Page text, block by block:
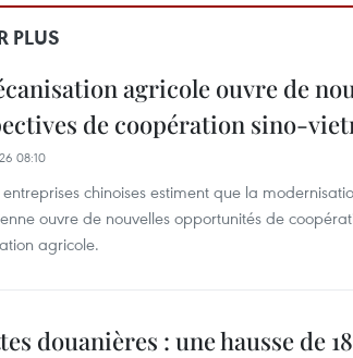
PLUS
agricole ouvre de
de coopération sino-
08:10
entreprises chinoises estiment que la
ouvre de nouvelles opportunités de
agricole.
douanières : une hausse de